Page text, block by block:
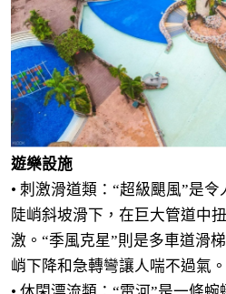
遊樂設施
• 刺激滑道類：“超級颶風”是
陡峭斜坡滑下，在巨大管道中
激。“季風克星”則是多車道滑
峭下降和急轉彎讓人喘不過氣。